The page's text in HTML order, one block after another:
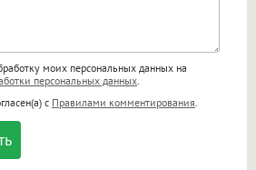
<i>, <em>, <s>, <big>,
<sub>, <pre>, <ul>, <ol>, <li>,
экранирует HTML,
становятся
img] будет
моих персональных данных на
персональных данных.
с Правилами комментирования.